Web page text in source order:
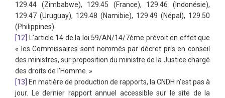
129.44 (Zimbabwe), 129.45 (France), 129.46 (Indonésie),
129.47 (Uruguay), 129.48 (Namibie), 129.49 (Népal), 129.50
(Philippines).
[12]
L’article 14 de la loi 59/AN/14/7ème prévoit en effet que
« les Commissaires sont nommés par décret pris en conseil
des ministres, sur proposition du ministre de la Justice chargé
des droits de l'Homme. »
[13]
En matière de production de rapports, la CNDH n’est pas à
jour. Le dernier rapport annuel accessible sur le site de la